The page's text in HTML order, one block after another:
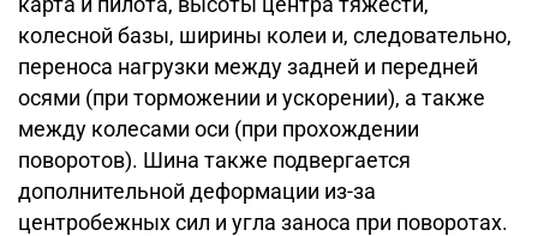
колесной базы, ширины колеи и, следовательно,
переноса нагрузки между задней и передней
осями (при торможении и ускорении), а также
между колесами оси (при прохождении
поворотов). Шина также подвергается
дополнительной деформации из-за
центробежных сил и угла заноса при поворотах.